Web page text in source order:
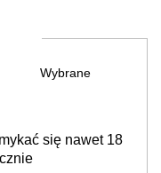
Wybrane
się nawet 18